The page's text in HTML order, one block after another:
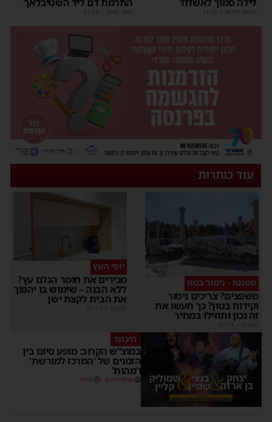
מנחם דויטש 11:10 משה קאהן 11:05
עוד כותרות
סמנטו - ניסור בטון
משפצים? צריכים ניסור
וקידוח בטון? כך תעשו את
זה נכון ותוזילו במחיר
מקודם
יופי העץ
מכירים את חומר הגלם עץ?
ללא הבנה – שימוש בו יהפוך
את הבית לקצת ישן
מקודם
היכונו
במוצ”ש הקרוב: מופע סיום בין
הזמנים של 'המרכז למורשת'
ו'מהות'
מנחם דויטש 11:01